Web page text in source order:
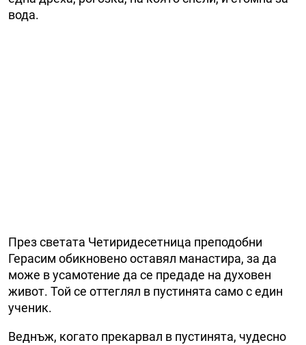
вода.
През светата Четиридесетница преподобни
Герасим обикновено оставял манастира, за да
може в усамотение да се предаде на духовен
живот. Той се оттеглял в пустинята само с един
ученик.
Веднъж, когато прекарвал в пустинята, чудесно